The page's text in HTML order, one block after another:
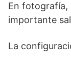
En fotografía,
importante
La